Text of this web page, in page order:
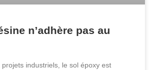
n’adhère pas au
industriels, le sol époxy est